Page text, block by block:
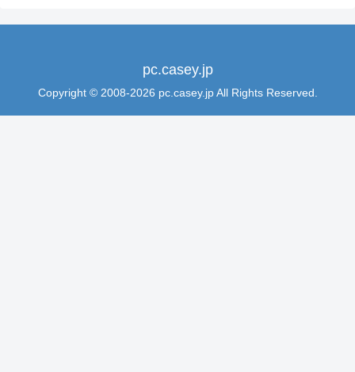
pc.casey.jp
Copyright © 2008-2026 pc.casey.jp All Rights Reserved.